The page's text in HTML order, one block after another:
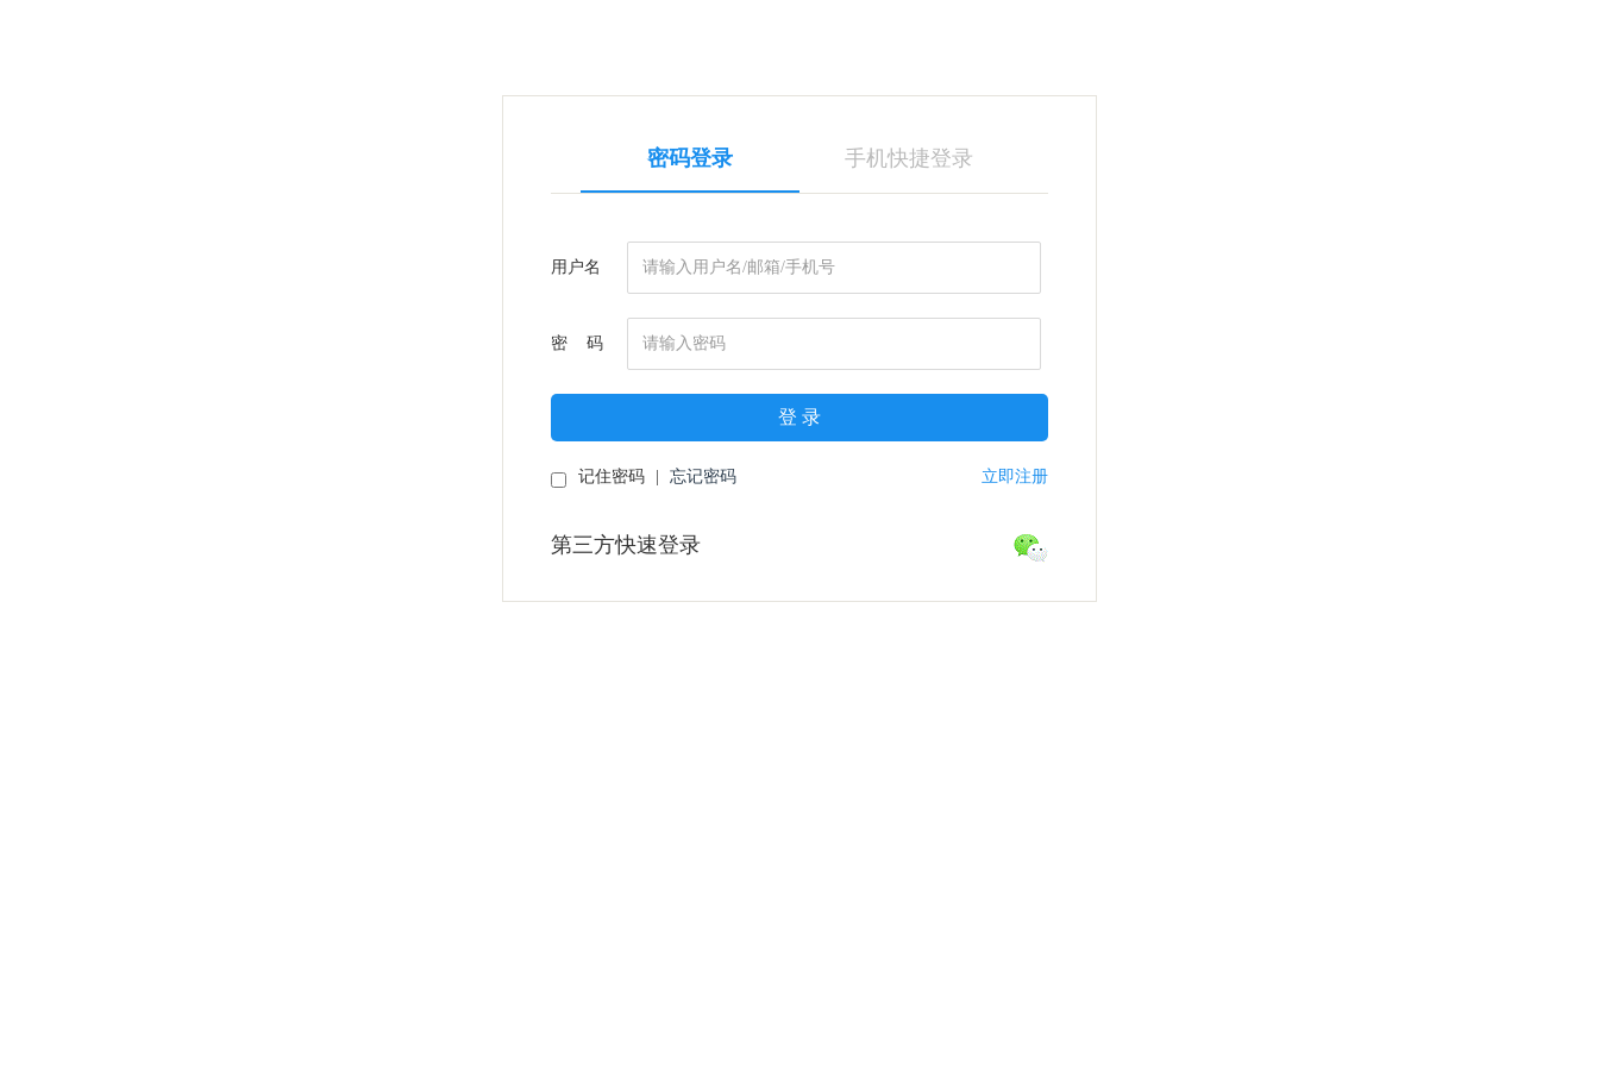
密码登录 手机快捷登录
用户名
密 码
登 录
记住密码 忘记密码 立即注册
第三方快速登录